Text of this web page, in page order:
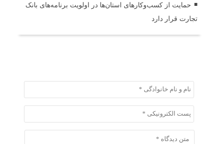
حمایت از کسب‌وکارهای استان‌ها در اولویت برنامه‌های بانک
تجارت قرار دارد